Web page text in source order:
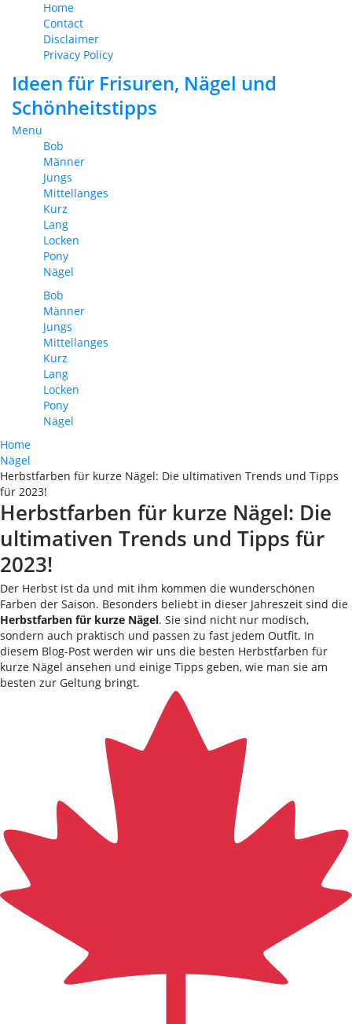
Home
Contact
Disclaimer
Privacy Policy
Ideen für Frisuren, Nägel und
Schönheitstipps
Menu
Bob
Männer
Jungs
Mittellanges
Kurz
Lang
Locken
Pony
Nägel
Bob
Männer
Jungs
Mittellanges
Kurz
Lang
Locken
Pony
Nägel
Home
Nägel
Herbstfarben für kurze Nägel: Die ultimativen Trends und Tipps
für 2023!
Herbstfarben für kurze Nägel: Die
ultimativen Trends und Tipps für
2023!
Der Herbst ist da und mit ihm kommen die wunderschönen
Farben der Saison. Besonders beliebt in dieser Jahreszeit sind die
Herbstfarben für kurze Nägel. Sie sind nicht nur modisch,
sondern auch praktisch und passen zu fast jedem Outfit. In
diesem Blog-Post werden wir uns die besten Herbstfarben für
kurze Nägel ansehen und einige Tipps geben, wie man sie am
besten zur Geltung bringt.